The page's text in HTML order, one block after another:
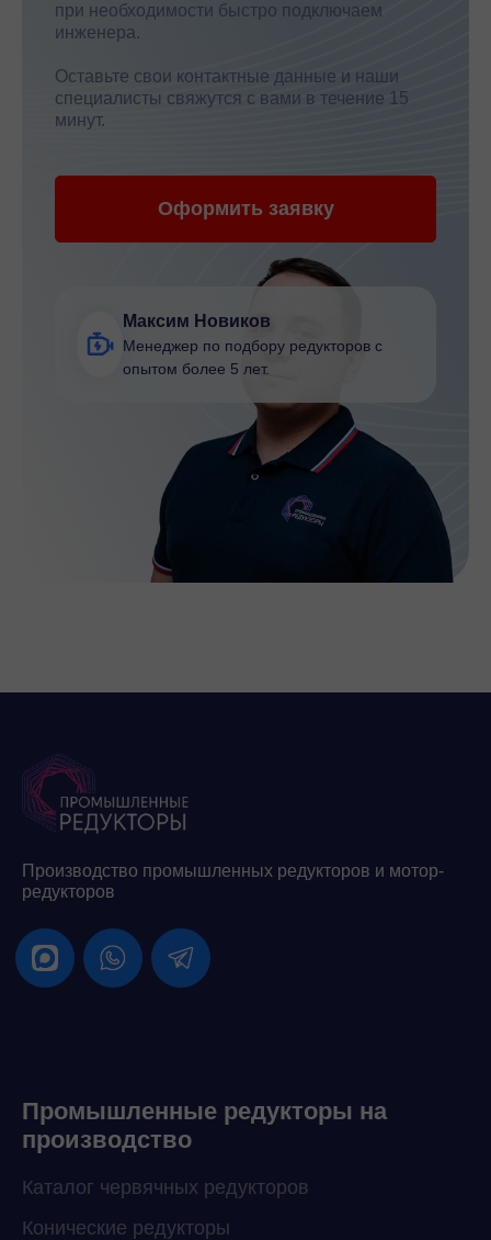
при необходимости быстро подключаем
инженера.
Оставьте свои контактные данные и наши
специалисты свяжутся с вами в течение 15
минут.
Оформить заявку
Максим Новиков
Менеджер по подбору редукторов с
опытом более 5 лет.
Производство промышленных редукторов и мотор-
редукторов
Промышленные редукторы на
производство
Каталог червячных редукторов
Конические редукторы